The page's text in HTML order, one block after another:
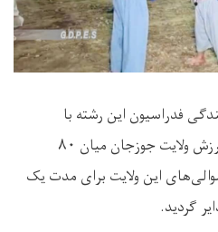
فدراسیون این رشته با
همکاری آمریت تربیت بدنی و ورزش ولایت جوزجان میان ۸۰
این ولایت برای مدت یک
گردید.